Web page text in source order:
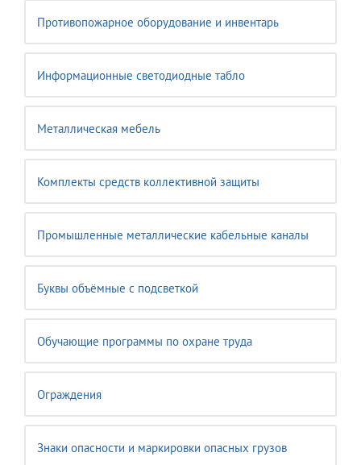
Противопожарное оборудование и инвентарь
Информационные светодиодные табло
Металлическая мебель
Комплекты средств коллективной защиты
Промышленные металлические кабельные каналы
Буквы объёмные с подсветкой
Обучающие программы по охране труда
Ограждения
Знаки опасности и маркировки опасных грузов